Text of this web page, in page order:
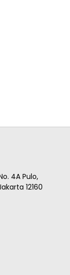
4A Pulo,
12160